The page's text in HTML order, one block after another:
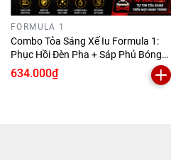
FORMULA 1
Combo Tỏa Sáng Xế Iu Formula 1:
Phục Hồi Đèn Pha + Sáp Phủ Bóng
Ceramic SiO2 + Tặng Khăn Microfiber
634.000₫